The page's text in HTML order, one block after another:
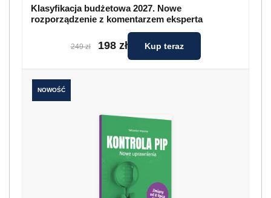
Klasyfikacja budżetowa 2027. Nowe
rozporządzenie z komentarzem eksperta
249 zł 198 zł Kup teraz
NOWOŚĆ